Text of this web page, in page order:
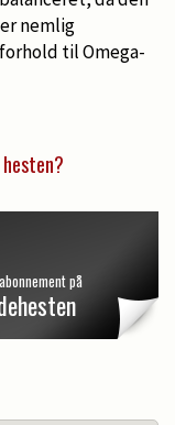
nemlig
til Omega-
på